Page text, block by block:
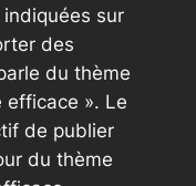
sur
des
du thème
efficace ». Le
de publier
du thème